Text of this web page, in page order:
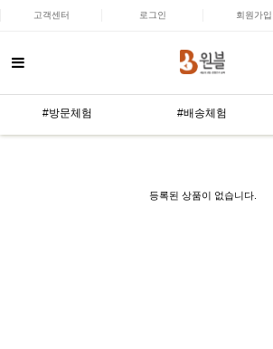
고객센터 로그인 회원가입
#방문체험 #배송체험
등록된 상품이 없습니다.